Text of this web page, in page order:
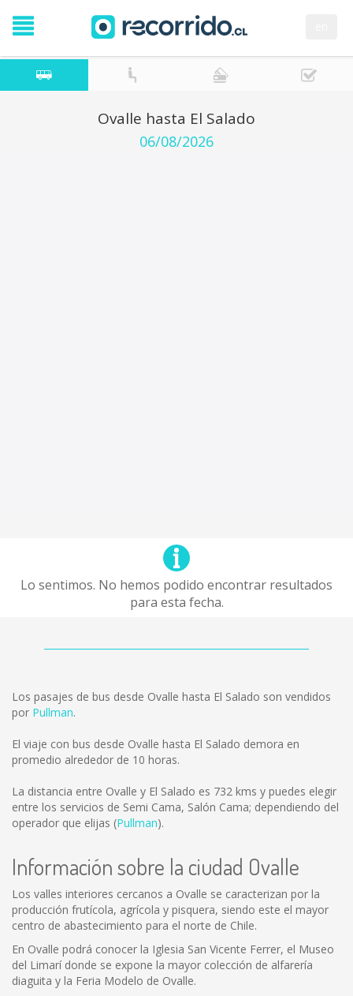
Ovalle hasta El Salado
06/08/2026
Lo sentimos. No hemos podido encontrar resultados
para esta fecha.
Los pasajes de bus desde Ovalle hasta El Salado son vendidos
por Pullman.
El viaje con bus desde Ovalle hasta El Salado demora en
promedio alrededor de 10 horas.
La distancia entre Ovalle y El Salado es 732 kms y puedes elegir
entre los servicios de Semi Cama, Salón Cama; dependiendo del
operador que elijas (Pullman).
Información sobre la ciudad Ovalle
Los valles interiores cercanos a Ovalle se caracterizan por la
producción frutícola, agrícola y pisquera, siendo este el mayor
centro de abastecimiento para el norte de Chile.
En Ovalle podrá conocer la Iglesia San Vicente Ferrer, el Museo
del Limarí donde se expone la mayor colección de alfarería
diaguita y la Feria Modelo de Ovalle.